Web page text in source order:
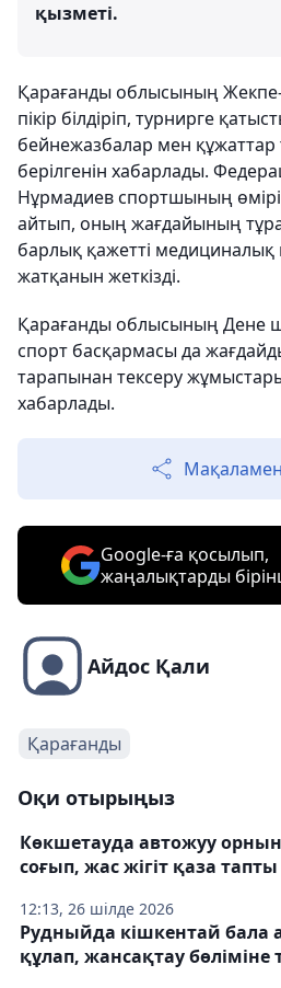
қызметі.
Қарағанды облысының
пікір білдіріп, турнирге
бейнежазбалар мен құжаттар
берілгенін хабарлады.
Нұрмадиев спортшының
айтып, оның жағдайының
барлық қажетті медициналық
жатқанын жеткізді.
Қарағанды облысының Дене
спорт басқармасы да
тарапынан тексеру
хабарлады.
Мақаламен
Google-ға қосылып,
жаңалықтарды
Айдос Қали
Қарағанды
Оқи отырыңыз
12:13, 26 шілде 2026
Көкшетауда автожуу
соғып, жас жігіт қаза тапты
Рудныйда кішкентай бала
құлап, жансақтау бөліміне